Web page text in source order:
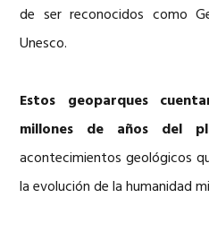
de ser reconocidos como
Unesco.
Estos geoparques
millones de años del
acontecimientos geológicos
la evolución de la humanidad